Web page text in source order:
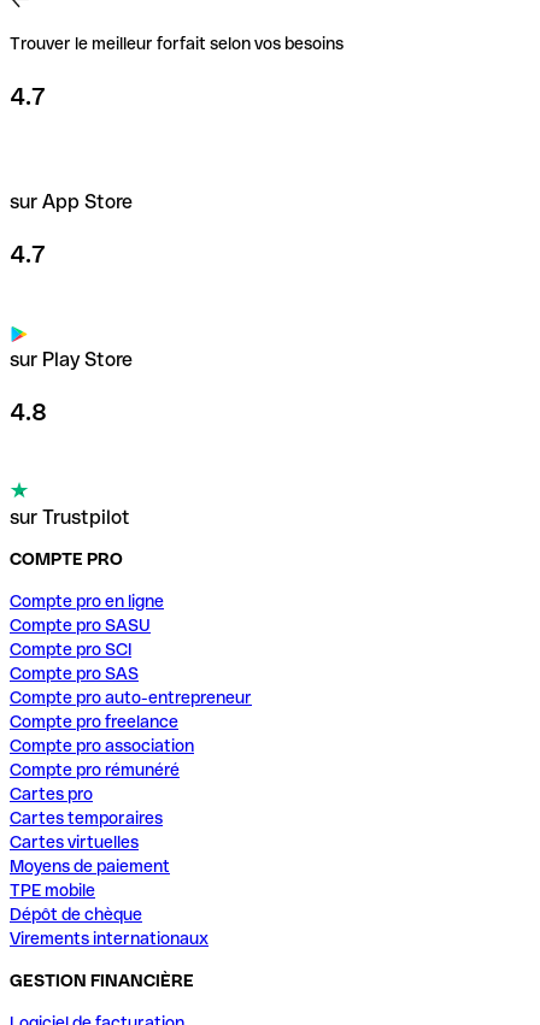
Trouver le meilleur forfait selon vos besoins
4.7
sur App Store
4.7
sur Play Store
4.8
sur Trustpilot
COMPTE PRO
Compte pro en ligne
Compte pro SASU
Compte pro SCI
Compte pro SAS
Compte pro auto-entrepreneur
Compte pro freelance
Compte pro association
Compte pro rémunéré
Cartes pro
Cartes temporaires
Cartes virtuelles
Moyens de paiement
TPE mobile
Dépôt de chèque
Virements internationaux
GESTION FINANCIÈRE